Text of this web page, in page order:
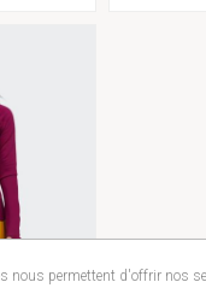
nous permettent d'offrir nos